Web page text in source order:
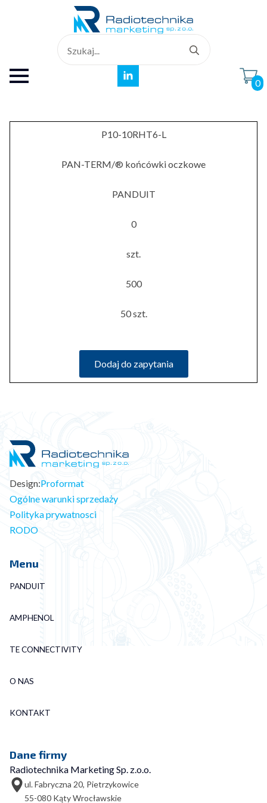
for:
0
P10-10RHT6-L
PAN-TERM/® końcówki oczkowe
PANDUIT
0
szt.
500
50 szt.
Dodaj do zapytania
Design:Proformat
Ogólne warunki sprzedaży
Polityka prywatnosci
RODO
Menu
PANDUIT
AMPHENOL
TE CONNECTIVITY
O NAS
KONTAKT
Dane firmy
Radiotechnika Marketing Sp. z.o.o.
ul. Fabryczna 20, Pietrzykowice
55-080 Kąty Wrocławskie